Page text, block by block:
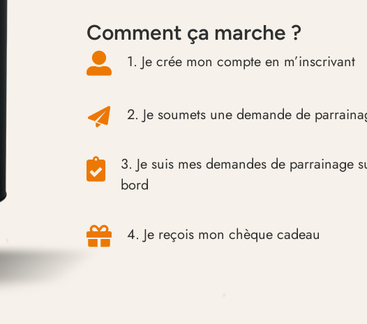
Comment ça marche ?
1. Je crée mon compte en m’inscrivant
2. Je soumets une demande de
3. Je suis mes demandes de parrainage
bord
4. Je reçois mon chèque cadeau